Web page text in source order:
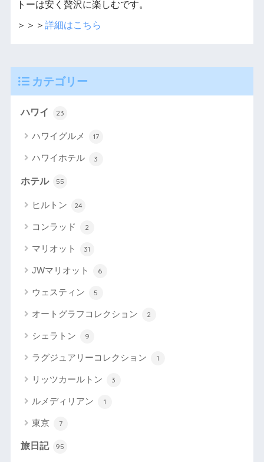
トーは安く贅沢に楽しむです。
＞＞＞ 詳細はこちら
カテゴリー
ハワイ 23
ハワイグルメ 17
ハワイホテル 3
ホテル 55
ヒルトン 24
コンラッド 2
マリオット 31
JWマリオット 6
ウェスティン 5
オートグラフコレクション 2
シェラトン 9
ラグジュアリーコレクション 1
リッツカールトン 3
ルメディリアン 1
東京 7
旅日記 95